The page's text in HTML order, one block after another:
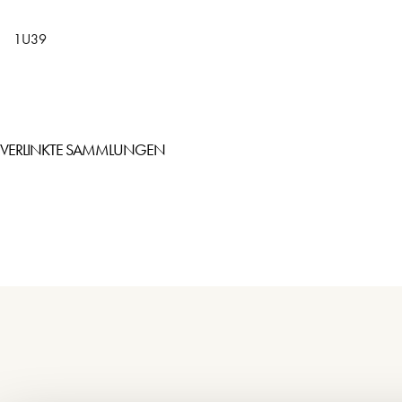
1U39
VERLINKTE SAMMLUNGEN